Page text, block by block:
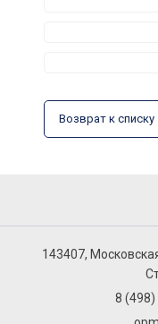
Возврат к списку
143407,
8 (498)